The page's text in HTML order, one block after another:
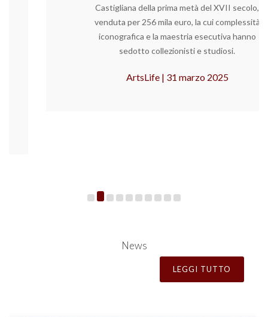
Castigliana della prima metà del XVII secolo,
venduta per 256 mila euro, la cui complessità
iconografica e la maestria esecutiva hanno
sedotto collezionisti e studiosi.
ArtsLife | 31 marzo 2025
News
LEGGI TUTTO